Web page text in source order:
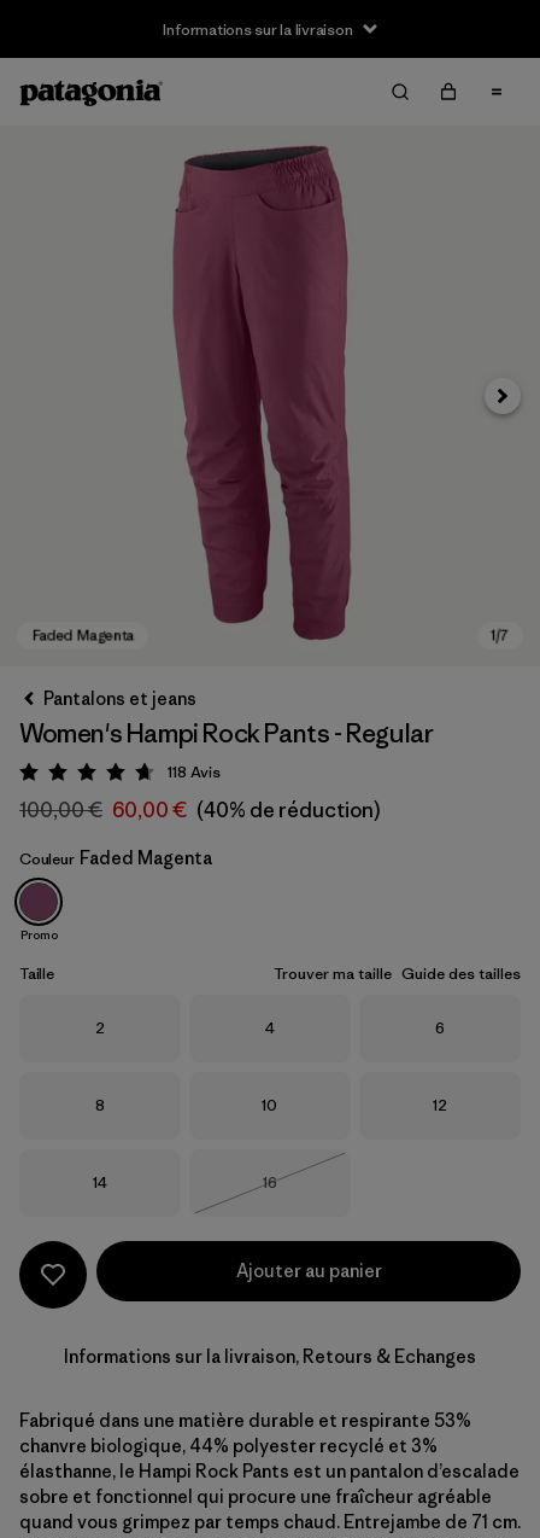
Informations sur la livraison
Faded Magenta
Pantalons et jeans
Women's Hampi Rock Pants - Regular
Évaluation: 4.7 / 5
118 Avis
100,00 € 60,00 € (40% de réduction)
Couleur Faded Magenta
Promo
Taille Trouver ma taille Guide des tailles
Taille
2 Taille
4 Taille
6
Taille
8 Taille
10 Taille
12
Taille
14 Taille
16
Ajouter au panier
Informations sur la livraison, Retours & Echanges
Fabriqué dans une matière durable et respirante 53%
chanvre biologique, 44% polyester recyclé et 3%
élasthanne, le Hampi Rock Pants est un pantalon d’escalade
sobre et fonctionnel qui procure une fraîcheur agréable
quand vous grimpez par temps chaud. Entrejambe de 71 cm.